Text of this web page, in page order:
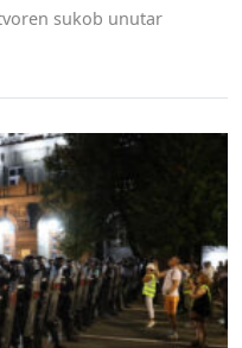
sukob unutar